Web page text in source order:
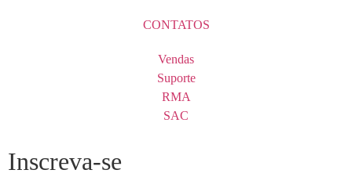
CONTATOS
Vendas
Suporte
RMA
SAC
Inscreva-se